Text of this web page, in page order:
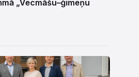
„Vecmāšu–ģimeņu